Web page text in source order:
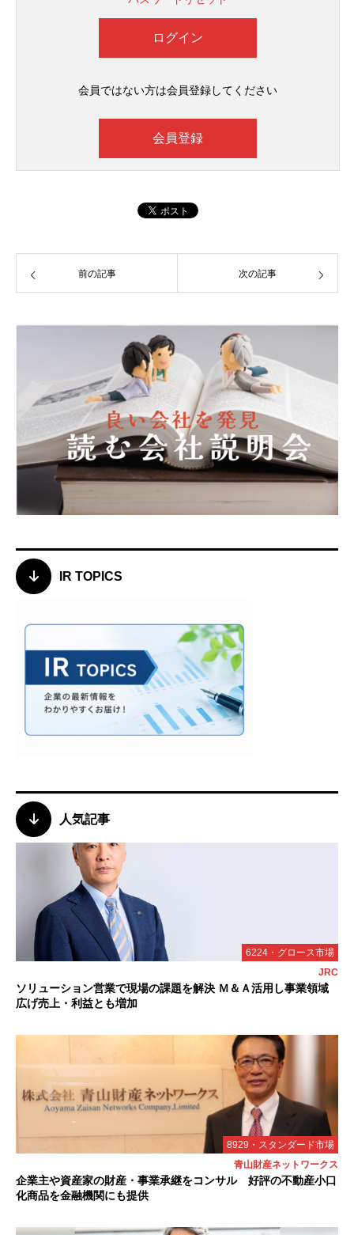
会員ではない方は会員登録してください
会員登録
前の記事 次の記事
IR TOPICS
人気記事
6224・グロース市場
JRC
ソリューション営業で現場の課題を解決 Ｍ＆Ａ活用し事業領域
広げ売上・利益とも増加
8929・スタンダード市場
青山財産ネットワークス
企業主や資産家の財産・事業承継をコンサル 好評の不動産小口
化商品を金融機関にも提供